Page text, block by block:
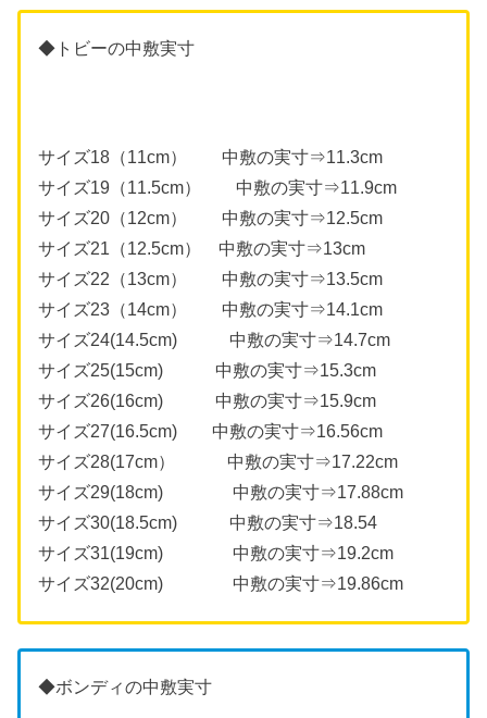
◆トビーの中敷実寸
サイズ18（11cm） 中敷の実寸⇒11.3cm
サイズ19（11.5cm） 中敷の実寸⇒11.9cm
サイズ20（12cm） 中敷の実寸⇒12.5cm
サイズ21（12.5cm） 中敷の実寸⇒13cm
サイズ22（13cm） 中敷の実寸⇒13.5cm
サイズ23（14cm） 中敷の実寸⇒14.1cm
サイズ24(14.5cm) 中敷の実寸⇒14.7cm
サイズ25(15cm) 中敷の実寸⇒15.3cm
サイズ26(16cm) 中敷の実寸⇒15.9cm
サイズ27(16.5cm) 中敷の実寸⇒16.56cm
サイズ28(17cm） 中敷の実寸⇒17.22cm
サイズ29(18cm) 中敷の実寸⇒17.88cm
サイズ30(18.5cm) 中敷の実寸⇒18.54
サイズ31(19cm) 中敷の実寸⇒19.2cm
サイズ32(20cm) 中敷の実寸⇒19.86cm
◆ボンディの中敷実寸